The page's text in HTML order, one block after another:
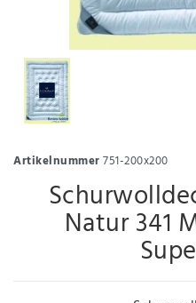
Artikelnummer751-200x200
Natur 341